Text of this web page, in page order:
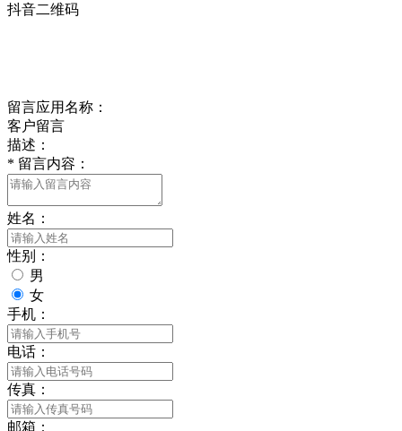
抖音二维码
留言应用名称：
客户留言
描述：
* 留言内容：
姓名：
性别：
男
女
手机：
电话：
传真：
邮箱：